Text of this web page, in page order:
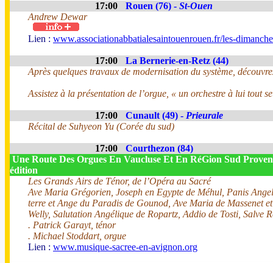
17:00 Rouen (76) - St-Ouen
Andrew Dewar
Lien : www.associationabbatialesaintouenrouen.fr/les-
17:00
La Bernerie-en-Retz (44)
Après quelques travaux de modernisation du système,
Assistez à la présentation de l’orgue, « un orchestre à lui tout
17:00 Cunault (49) - Prieurale
Récital de Suhyeon Yu (Corée du sud)
17:00
Courthezon (84)
Une Route Des Orgues En Vaucluse Et En RéGion Sud
édition
Les Grands Airs de Ténor, de l’Opéra au Sacré
Ave Maria Grégorien, Joseph en Egypte de Méhul, Panis
terre et Ange du Paradis de Gounod, Ave Maria de Massenet
Welly, Salutation Angélique de Ropartz, Addio de Tosti, Salve
. Patrick Garayt, ténor
. Michael Stoddart, orgue
Lien : www.musique-sacree-en-avignon.org